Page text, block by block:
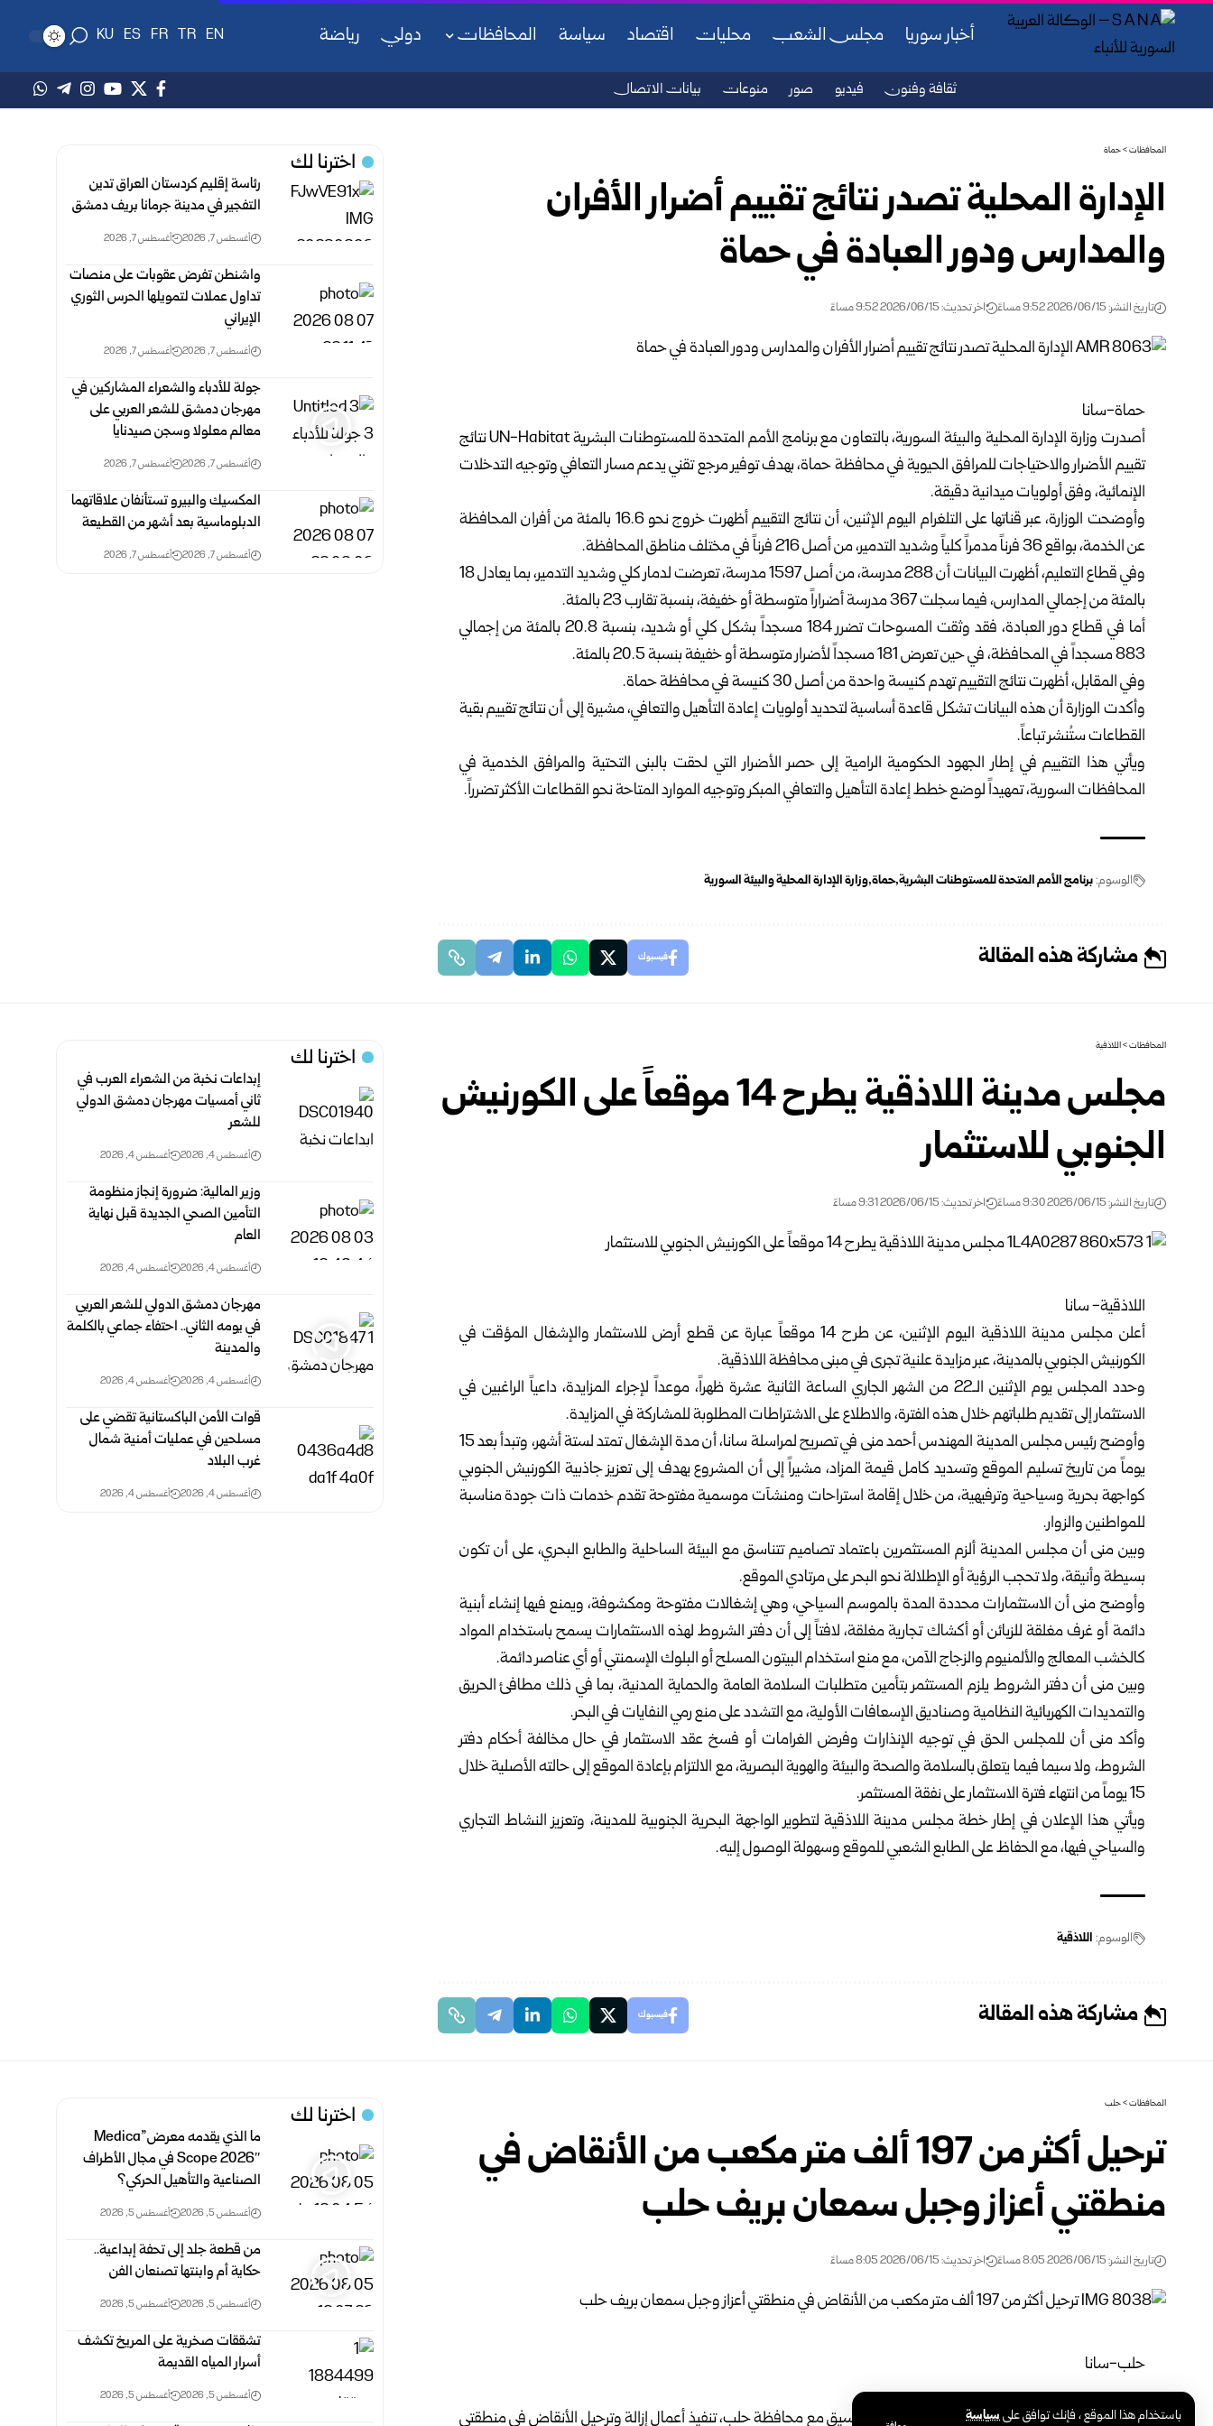
باستخدام هذا الموقع ، فإنك توافق علىسياسة
أخبار سوريا مجلس الشعب محليات اقتصاد سياسة المحافظات دولي رياضة EN
TR
FR
ES
KU
ثقافة وفنون فيديو صور منوعات بيانات الاتصال
المحافظات>حماة
الإدارة المحلية تصدر نتائج تقييم أضرار الأفران
والمدارس ‏ودور العبادة في حماة
تاريخ النشر: 2026/06/15 9:52 مساءً اخر تحديث: 2026/06/15 9:52 مساءً
حماة-سانا‏
أصدرت وزارة الإدارة المحلية والبيئة السورية
، بالتعاون مع برنامج ‏الأمم المتحدة للمستوطنات البشرية ‏UN-Habitat نتائج
تقييم ‏الأضرار والاحتياجات للمرافق الحيوية في محافظةحماة، بهدف ‏توفير مرجع تقني يدعم مسار التعافي وتوجيه التدخلات
الإنمائية، ‏وفق أولويات ميدانية دقيقة.‏
وأوضحت الوزارة، عبر قناتها على التلغرام اليوم الإثنين، أن نتائج ‏التقييم أظهرت خروج نحو 16.6 بالمئة من أفران المحافظة
عن ‏الخدمة، بواقع 36 فرناً مدمراً كلياً وشديد التدمير، من أصل 216 ‏فرناً في مختلف مناطق المحافظة.‏
وفي قطاع التعليم، أظهرت البيانات أن 288 مدرسة، من أصل ‌‏1597 مدرسة، تعرضت لدمار كلي وشديد التدمير، بما يعادل 18
‏بالمئة من إجمالي المدارس، فيما سجلت 367 مدرسة أضراراً ‏متوسطة أو خفيفة، بنسبة تقارب 23 بالمئة.‏
أما في قطاع دور العبادة، فقد وثقت المسوحات تضرر 184 مسجداً ‏بشكل كلي أو شديد، بنسبة 20.8 بالمئة من إجمالي
883 مسجداً في ‏المحافظة، في حين تعرض 181 مسجداً لأضرار متوسطة أو خفيفة ‏بنسبة 20.5 بالمئة.‏
وفي المقابل، أظهرت نتائج التقييم تهدم كنيسة واحدة من أصل 30 ‏كنيسة في محافظة حماة.‏
وأكدت الوزارة أن هذه البيانات تشكل قاعدة أساسية لتحديد أولويات ‏إعادة التأهيل والتعافي، مشيرة إلى أن نتائج تقييم بقية
القطاعات ‏ستُنشر تباعاً.‏
ويأتي هذا التقييم في إطار الجهود الحكومية الرامية إلى حصر ‏الأضرار التي لحقت بالبنى التحتية والمرافق الخدمية في
المحافظات ‏السورية، تمهيداً لوضع خطط إعادة التأهيل والتعافي المبكر وتوجيه ‏الموارد المتاحة نحو القطاعات الأكثر تضرراً.‏
الوسوم:برنامج ‏الأمم المتحدة للمستوطنات البشرية حماة وزارة الإدارة المحلية والبيئة السورية
مشاركة هذه المقالة فيسبوك
اخترنا لك
رئاسة إقليم كردستان العراق تدين
التفجير في مدينة جرمانا بريف دمشق
أغسطس 7, 2026 أغسطس 7, 2026
واشنطن تفرض عقوبات على منصات
تداول عملات لتمويلها الحرس الثوري
الإيراني
أغسطس 7, 2026 أغسطس 7, 2026
جولة للأدباء والشعراء المشاركين في
مهرجان دمشق للشعر العربي على
معالم معلولا وسجن صيدنايا
أغسطس 7, 2026 أغسطس 7, 2026
المكسيك والبيرو تستأنفان علاقاتهما
الدبلوماسية بعد أشهر من القطيعة
أغسطس 7, 2026 أغسطس 7, 2026
المحافظات>اللاذقية
مجلس مدينة اللاذقية يطرح 14 موقعاً على الكورنيش
الجنوبي‎ ‎للاستثمار
تاريخ النشر: 2026/06/15 9:30 مساءً اخر تحديث: 2026/06/15 9:31 مساءً
اللاذقية- سانا‏
أعلن مجلس مدينةاللاذقية
اليوم الإثنين، عن طرح 14 موقعاً عبارة عن قطع أرض للاستثمار ‏والإشغال المؤقت في
الكورنيش الجنوبي بالمدينة، عبر مزايدة علنية تجرى في مبنى محافظة ‏اللاذقية‎.‎
وحدد المجلس يوم الإثنين الـ22 من الشهر الجاري الساعة الثانية عشرة ظهراً، موعداً لإجراء ‏المزايدة، داعياً الراغبين في
الاستثمار إلى تقديم طلباتهم خلال هذه الفترة، والاطلاع على ‏الاشتراطات المطلوبة للمشاركة في المزايدة‎.‎
وأوضح رئيس مجلس المدينة المهندس أحمد منى في تصريح لمراسلة سانا، أن مدة الإشغال تمتد ‏لستة أشهر، وتبدأ بعد 15
يوماً من تاريخ تسليم الموقع وتسديد كامل قيمة المزاد، مشيراً إلى أن ‏المشروع يهدف إلى تعزيز جاذبية الكورنيش الجنوبي
كواجهة بحرية وسياحية وترفيهية، من ‏خلال إقامة استراحات ومنشآت موسمية مفتوحة تقدم خدمات ذات جودة مناسبة
للمواطنين والزوار‎.‎
وبين منى أن مجلس المدينة ألزم المستثمرين باعتماد تصاميم تتناسق مع البيئة الساحلية والطابع ‏البحري، على أن تكون
بسيطة وأنيقة، ولا تحجب الرؤية أو الإطلالة نحو البحر على مرتادي الموقع‎.‎
وأوضح منى أن الاستثمارات محددة المدة بالموسم السياحي، وهي إشغالات مفتوحة ومكشوفة، ‏ويمنع فيها إنشاء أبنية
دائمة أو غرف مغلقة للزبائن أو أكشاك تجارية مغلقة، لافتاً إلى أن دفتر الشروط لهذه الاستثمارات يسمح باستخدام المواد
كالخشب المعالج ‏والألمنيوم والزجاج الآمن، مع منع استخدام البيتون المسلح أو البلوك الإسمنتي أو أي عناصر دائمة‎.‎
وبين منى أن دفتر الشروط يلزم المستثمر بتأمين متطلبات السلامة العامة والحماية المدنية، بما ‏في ذلك مطافئ الحريق
والتمديدات الكهربائية النظامية وصناديق الإسعافات الأولية، مع التشدد ‏على منع رمي النفايات في البحر‎.‎
وأكد منى أن للمجلس الحق في توجيه الإنذارات وفرض الغرامات أو فسخ عقد الاستثمار في حال مخالفة أحكام دفتر
الشروط، ولا سيما فيما يتعلق بالسلامة والصحة والبيئة والهوية ‏البصرية، مع الالتزام بإعادة الموقع إلى حالته الأصلية خلال
15 يوماً من انتهاء فترة الاستثمار ‏على نفقة المستثمر‎.‎
ويأتي هذا الإعلان في إطار خطة مجلس مدينة اللاذقية لتطوير الواجهة البحرية الجنوبية للمدينة، ‏وتعزيز النشاط التجاري
والسياحي فيها، مع الحفاظ على الطابع الشعبي للموقع وسهولة الوصول إليه‎.‎
الوسوم: اللاذقية
مشاركة هذه المقالة فيسبوك
اخترنا لك
إبداعات نخبة من الشعراء العرب في
ثاني أمسيات مهرجان دمشق الدولي
‏للشعر
أغسطس 4, 2026 أغسطس 4, 2026
وزير المالية: ضرورة إنجاز منظومة
التأمين الصحي الجديدة قبل ‏نهاية
العام
أغسطس 4, 2026 أغسطس 4, 2026
مهرجان دمشق الدولي للشعر العربي
في يومه الثاني.. احتفاء جماعي بالكلمة
والمدينة
أغسطس 4, 2026 أغسطس 4, 2026
قوات الأمن الباكستانية تقضي على
مسلحين في عمليات أمنية شمال
غرب البلاد
أغسطس 4, 2026 أغسطس 4, 2026
المحافظات>حلب
ترحيل أكثر من 197 ألف متر مكعب من الأنقاض في
منطقتي أعزاز وجبل سمعان بريف حلب
تاريخ النشر: 2026/06/15 8:05 مساءً اخر تحديث: 2026/06/15 8:05 مساءً
حلب-سانا
تواصل مديرية الطوارئ وإدارة الكوارث في حلب
بالتنسيق مع محافظة حلب، تنفيذ أعمال إزالة وترحيل الأنقاض في منطقتي
اخترنا لك
ما الذي يقدمه معرض”Medica
Scope 2026″ في مجال الأطراف
الصناعية والتأهيل الحركي؟
أغسطس 5, 2026 أغسطس 5, 2026
من قطعة جلد إلى تحفة إبداعية..
حكاية أم وابنتها تصنعان الفن
أغسطس 5, 2026 أغسطس 5, 2026
تشققات صخرية على المريخ تكشف
أسرار المياه القديمة
أغسطس 5, 2026 أغسطس 5, 2026